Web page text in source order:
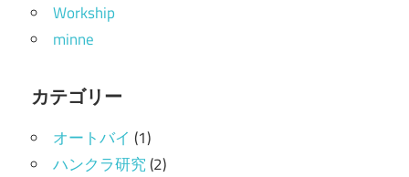
Workship
minne
カテゴリー
オートバイ (1)
ハンクラ研究(2)